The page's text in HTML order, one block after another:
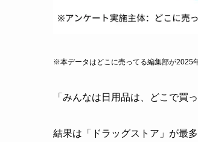
※本データはどこに売ってる編集部が2025
「みんなは日用品は、どこで買
結果は「ドラッグストア」が最